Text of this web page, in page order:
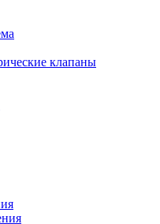
клапаны